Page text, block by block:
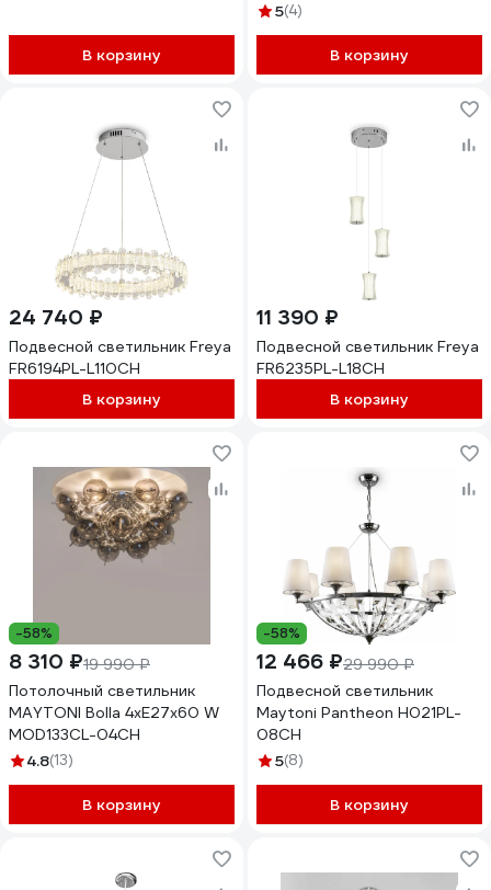
В корзину
5(4)
В корзину
24 740 ₽
Подвесной светильник Freya
FR6194PL-L110CH
В корзину
11 390 ₽
Подвесной светильник Freya
FR6235PL-L18CH
В корзину
-58%
8 310 ₽19 990 ₽
Потолочный светильник
MAYTONI Bolla 4хE27x60 W
MOD133CL-04CH
4.8(13)
В корзину
-58%
12 466 ₽29 990 ₽
Подвесной светильник
Maytoni Pantheon H021PL-
08CH
5(8)
В корзину